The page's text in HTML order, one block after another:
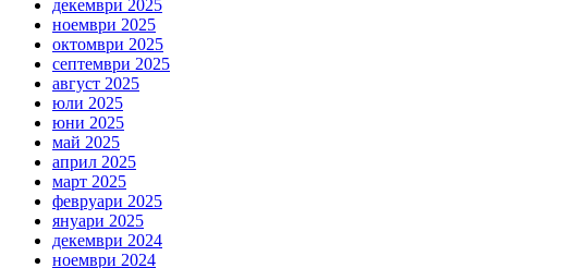
декември 2025
ноември 2025
октомври 2025
септември 2025
август 2025
юли 2025
юни 2025
май 2025
април 2025
март 2025
февруари 2025
януари 2025
декември 2024
ноември 2024